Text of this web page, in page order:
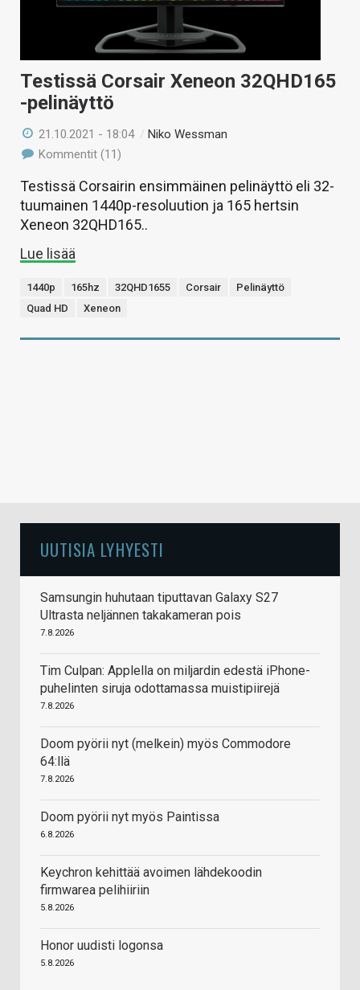
Testissä Corsair Xeneon 32QHD165
-pelinäyttö
21.10.2021 - 18:04 /Niko Wessman
Kommentit (11)
Testissä Corsairin ensimmäinen pelinäyttö eli 32-
tuumainen 1440p-resoluution ja 165 hertsin
Xeneon 32QHD165..
Lue lisää
1440p 165hz 32QHD1655 Corsair
Pelinäyttö
Quad HD
Xeneon
UUTISIA LYHYESTI
Samsungin huhutaan tiputtavan Galaxy S27
Ultrasta neljännen takakameran pois
7.8.2026
Tim Culpan: Applella on miljardin edestä iPhone-
puhelinten siruja odottamassa muistipiirejä
7.8.2026
Doom pyörii nyt (melkein) myös Commodore
64:llä
7.8.2026
Doom pyörii nyt myös Paintissa
6.8.2026
Keychron kehittää avoimen lähdekoodin
firmwarea pelihiiriin
5.8.2026
Honor uudisti logonsa
5.8.2026